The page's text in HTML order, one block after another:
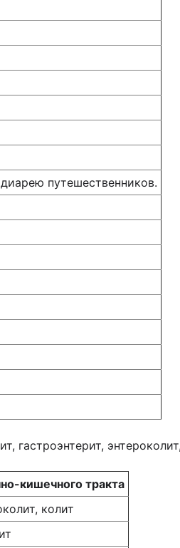
путешественников.
гастроэнтерит,
кишечного тракта
колит